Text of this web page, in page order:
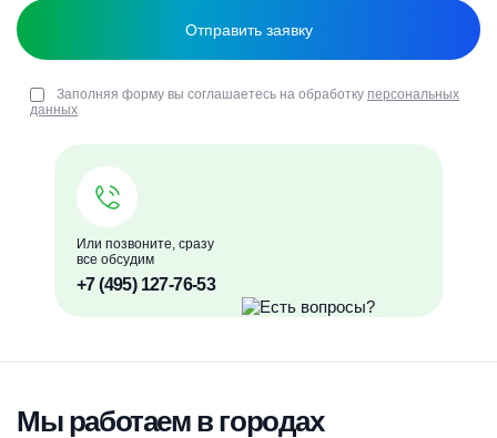
Или позвоните, сразу
все обсудим
+7 (495) 127-76-53
Заполняя форму вы соглашаетесь на обработку персональных
данных
Мы работаем в городах